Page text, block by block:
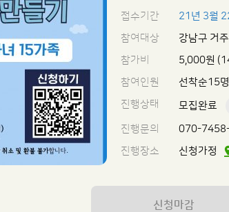
접수기간
21년 3월
참여대상
강남구 거
참가비
5,000원
참여인원
선착순15명
진행상태
모집완료
진행문의
070-
진행장소
신청가정
신청마감